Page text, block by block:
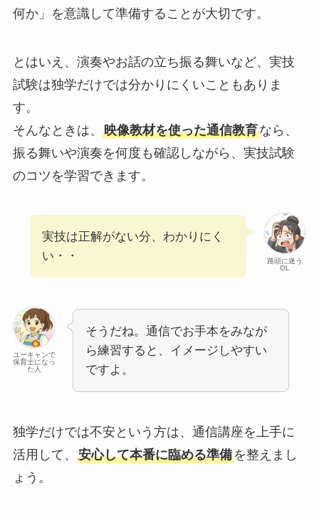
何か」を意識して準備することが大切です。
とはいえ、演奏やお話の立ち振る舞いなど、実技
試験は独学だけでは分かりにくいこともありま
す。
そんなときは、 映像教材を使った通信教育なら、
振る舞いや演奏を何度も確認しながら、実技試験
のコツを学習できます。
路頭に迷う
OL
実技は正解がない分、わかりにく
い・・
ユーキャンで
保育士になっ
た人
そうだね。通信でお手本をみなが
ら練習すると、イメージしやすい
ですよ。
独学だけでは不安という方は、通信講座を上手に
活用して、 安心して本番に臨める準備を整えまし
ょう。